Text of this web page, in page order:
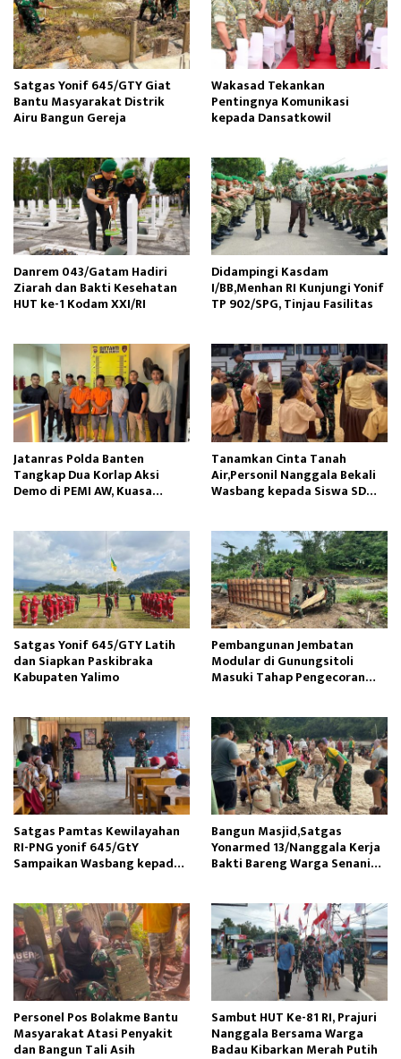
Satgas Yonif 645/GTY Giat
Bantu Masyarakat Distrik
Airu Bangun Gereja ‎
Wakasad Tekankan
Pentingnya Komunikasi
kepada Dansatkowil
Danrem 043/Gatam Hadiri
Ziarah dan Bakti Kesehatan
HUT ke-1 Kodam XXI/RI
Didampingi Kasdam
I/BB,Menhan RI Kunjungi Yonif
TP 902/SPG, Tinjau Fasilitas
Jatanras Polda Banten
Tangkap Dua Korlap Aksi
Demo di PEMI AW, Kuasa
Tanamkan Cinta Tanah
Air,Personil Nanggala Bekali
Wasbang kepada Siswa SD
Satgas Yonif 645/GTY Latih
dan Siapkan Paskibraka
Kabupaten Yalimo
Pembangunan Jembatan
Modular di Gunungsitoli
Masuki Tahap Pengecoran
Satgas Pamtas Kewilayahan
RI-PNG yonif 645/GtY
Sampaikan Wasbang kepada
Bangun Masjid,Satgas
Yonarmed 13/Nanggala Kerja
Bakti Bareng Warga Senaning
Personel Pos Bolakme Bantu
Masyarakat Atasi Penyakit
dan Bangun Tali Asih
Sambut HUT Ke-81 RI, Prajuri
Nanggala Bersama Warga
Badau Kibarkan Merah Putih